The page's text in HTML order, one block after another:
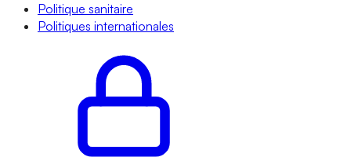
Politique sanitaire
Politiques internationales